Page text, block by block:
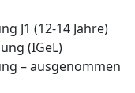
J1 (12-14 Jahre)
(IGeL)
– ausgenommen